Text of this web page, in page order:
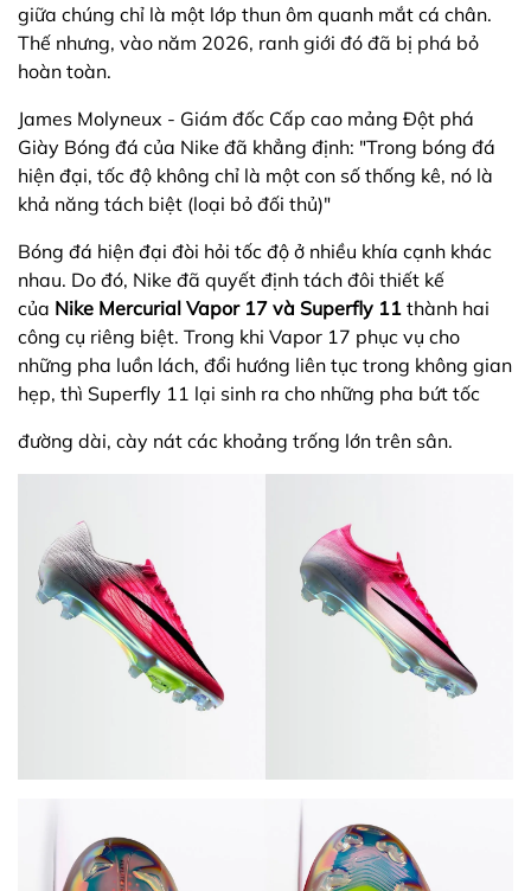
giữa chúng chỉ là một lớp thun ôm quanh mắt cá chân.
Thế nhưng, vào năm 2026, ranh giới đó đã bị phá bỏ
hoàn toàn.
James Molyneux - Giám đốc Cấp cao mảng Đột phá
Giày Bóng đá của Nike đã khẳng định: "Trong bóng đá
hiện đại, tốc độ không chỉ là một con số thống kê, nó là
khả năng tách biệt (loại bỏ đối thủ)"
Bóng đá hiện đại đòi hỏi tốc độ ở nhiều khía cạnh khác
nhau. Do đó, Nike đã quyết định tách đôi thiết kế
của Nike Mercurial Vapor 17 và Superfly 11 thành hai
công cụ riêng biệt. Trong khi Vapor 17 phục vụ cho
những pha luồn lách, đổi hướng liên tục trong không gian
hẹp, thì Superfly 11 lại sinh ra cho những pha bứt tốc
đường dài, cày nát các khoảng trống lớn trên sân.